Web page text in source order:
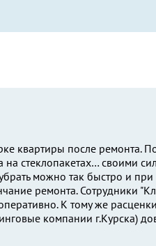
квартиры после ремонта.
на стеклопакетах… своими
можно так быстро и при
ремонта. Сотрудники
К тому же
компании г.Курска)